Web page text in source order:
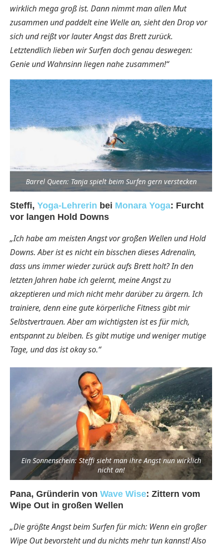
wirklich mega groß ist. Dann nimmt man allen Mut
zusammen und paddelt eine Welle an, sieht den Drop vor
sich und reißt vor lauter Angst das Brett zurück.
Letztendlich lieben wir Surfen doch genau deswegen:
Genie und Wahnsinn liegen nahe zusammen!“
Barrel Queen: Tanja spielt beim Surfen gern verstecken
Steffi, Yoga-Lehrerin bei Monara Yoga: Furcht
vor langen Hold Downs
„Ich habe am meisten Angst vor großen Wellen und Hold
Downs. Aber ist es nicht ein bisschen dieses Adrenalin,
dass uns immer wieder zurück aufs Brett holt? In den
letzten Jahren habe ich gelernt, meine Angst zu
akzeptieren und mich nicht mehr darüber zu ärgern. Ich
trainiere, denn eine gute körperliche Fitness gibt mir
Selbstvertrauen. Aber am wichtigsten ist es für mich,
entspannt zu bleiben. Es gibt mutige und weniger mutige
Tage, und das ist okay so.“
Ein Sonnenschein: Steffi sieht man ihre Angst nun wirklich
nicht an!
Pana, Gründerin von Wave Wise: Zittern vom
Wipe Out in großen Wellen
„Die größte Angst beim Surfen für mich: Wenn ein großer
Wipe Out bevorsteht und du nichts mehr tun kannst! Also